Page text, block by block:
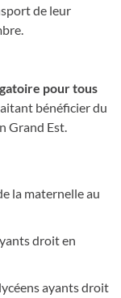
de leur
pour tous
bénéficier du
Grand Est.
la maternelle au
droit en
ayants droit